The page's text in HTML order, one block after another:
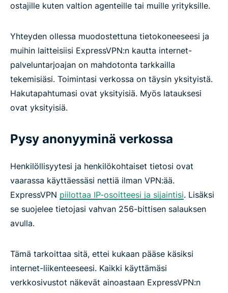
ostajille kuten valtion agenteille tai muille yrityksille.
Yhteyden ollessa muodostettuna tietokoneeseesi ja
muihin laitteisiisi ExpressVPN:n kautta internet-
palveluntarjoajan on mahdotonta tarkkailla
tekemisiäsi. Toimintasi verkossa on täysin yksityistä.
Hakutapahtumasi ovat yksityisiä. Myös latauksesi
ovat yksityisiä.
Pysy anonyyminä verkossa
Henkilöllisyytesi ja henkilökohtaiset tietosi ovat
vaarassa käyttäessäsi nettiä ilman VPN:ää.
ExpressVPN piilottaa IP-osoitteesi ja sijaintisi. Lisäksi
se suojelee tietojasi vahvan 256-bittisen salauksen
avulla.
Tämä tarkoittaa sitä, ettei kukaan pääse käsiksi
internet-liikenteeseesi. Kaikki käyttämäsi
verkkosivustot näkevät ainoastaan ExpressVPN:n